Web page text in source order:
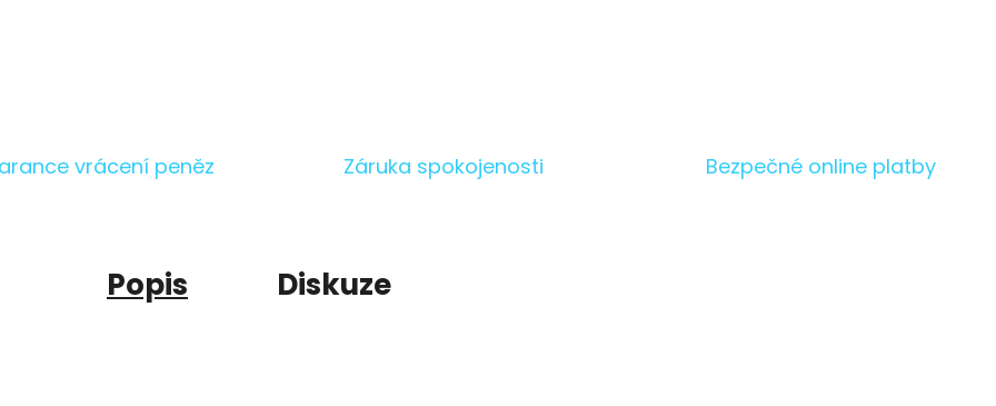
vrácení peněz Záruka spokojenosti Bezpečné online platby
Popis Diskuze